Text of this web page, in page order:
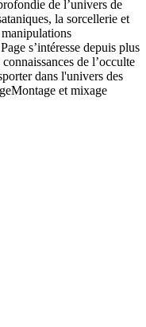
de l’univers de
la sorcellerie et
s’intéresse depuis plus
de l’occulte
dans l'univers des
et mixage